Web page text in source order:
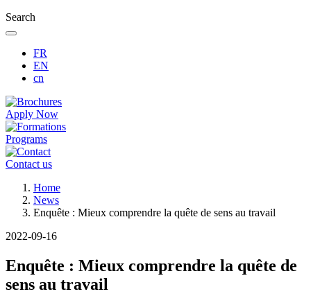
Search
FR
EN
cn
Apply Now
Programs
Contact us
Breadcrumb
Home
News
Enquête : Mieux comprendre la quête de sens au travail
2022-09-16
Enquête : Mieux comprendre la quête de
sens au travail